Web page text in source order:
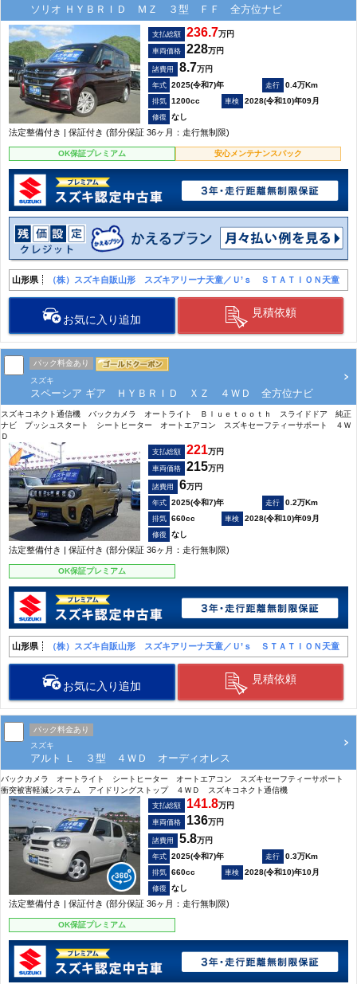
ソリオ ＨＹＢＲＩＤ ＭＺ ３型 ＦＦ 全方位ナビ
支払総額 236.7万円
車両価格 228万円
諸費用 8.7万円
2025(令和7)年
0.4万Km
1200cc
2028(令和10)年09月
なし
法定整備付き | 保証付き (部分保証 36ヶ月：走行無制限)
OK保証プレミアム 安心メンテナンスパック
山形県 （株）スズキ自販山形 スズキアリーナ天童／Ｕ’ｓ ＳＴＡＴＩＯＮ天童
お気に入り追加
見積依頼
パック料金あり
スズキ
スペーシア ギア ＨＹＢＲＩＤ ＸＺ ４ＷＤ 全方位ナビ
スズキコネクト通信機 バックカメラ オートライト Ｂｌｕｅｔｏｏｔｈ スライドドア 純正
ナビ プッシュスタート シートヒーター オートエアコン スズキセーフティーサポート ４Ｗ
Ｄ
支払総額 221万円
車両価格 215万円
諸費用 6万円
2025(令和7)年
0.2万Km
660cc
2028(令和10)年09月
なし
法定整備付き | 保証付き (部分保証 36ヶ月：走行無制限)
OK保証プレミアム
山形県 （株）スズキ自販山形 スズキアリーナ天童／Ｕ’ｓ ＳＴＡＴＩＯＮ天童
お気に入り追加
見積依頼
パック料金あり
スズキ
アルト Ｌ ３型 ４ＷＤ オーディオレス
バックカメラ オートライト シートヒーター オートエアコン スズキセーフティーサポート
衝突被害軽減システム アイドリングストップ ４ＷＤ スズキコネクト通信機
支払総額 141.8万円
車両価格 136万円
諸費用 5.8万円
2025(令和7)年
0.3万Km
660cc
2028(令和10)年10月
なし
法定整備付き | 保証付き (部分保証 36ヶ月：走行無制限)
OK保証プレミアム